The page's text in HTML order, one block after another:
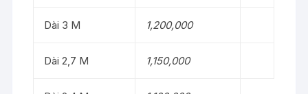
Dài 3 M 1,200,000
Dài 2,7 M 1,150,000